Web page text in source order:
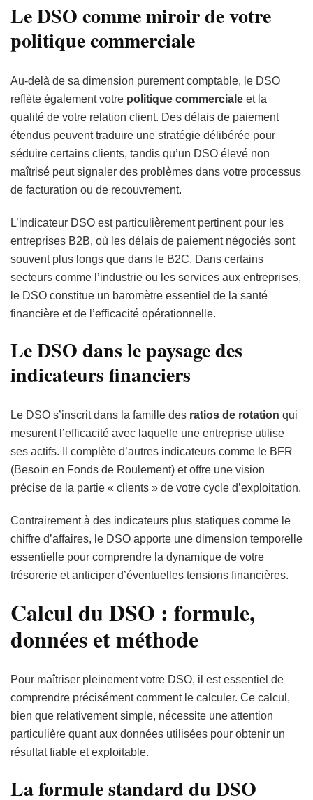
Le DSO comme miroir de votre
politique commerciale
Au-delà de sa dimension purement comptable, le DSO
reflète également votre politique commerciale et la
qualité de votre relation client. Des délais de paiement
étendus peuvent traduire une stratégie délibérée pour
séduire certains clients, tandis qu’un DSO élevé non
maîtrisé peut signaler des problèmes dans votre processus
de facturation ou de recouvrement.
L’indicateur DSO est particulièrement pertinent pour les
entreprises B2B, où les délais de paiement négociés sont
souvent plus longs que dans le B2C. Dans certains
secteurs comme l’industrie ou les services aux entreprises,
le DSO constitue un baromètre essentiel de la santé
financière et de l’efficacité opérationnelle.
Le DSO dans le paysage des
indicateurs financiers
Le DSO s’inscrit dans la famille des ratios de rotation qui
mesurent l’efficacité avec laquelle une entreprise utilise
ses actifs. Il complète d’autres indicateurs comme le BFR
(Besoin en Fonds de Roulement) et offre une vision
précise de la partie « clients » de votre cycle d’exploitation.
Contrairement à des indicateurs plus statiques comme le
chiffre d’affaires, le DSO apporte une dimension temporelle
essentielle pour comprendre la dynamique de votre
trésorerie et anticiper d’éventuelles tensions financières.
Calcul du DSO : formule,
données et méthode
Pour maîtriser pleinement votre DSO, il est essentiel de
comprendre précisément comment le calculer. Ce calcul,
bien que relativement simple, nécessite une attention
particulière quant aux données utilisées pour obtenir un
résultat fiable et exploitable.
La formule standard du DSO